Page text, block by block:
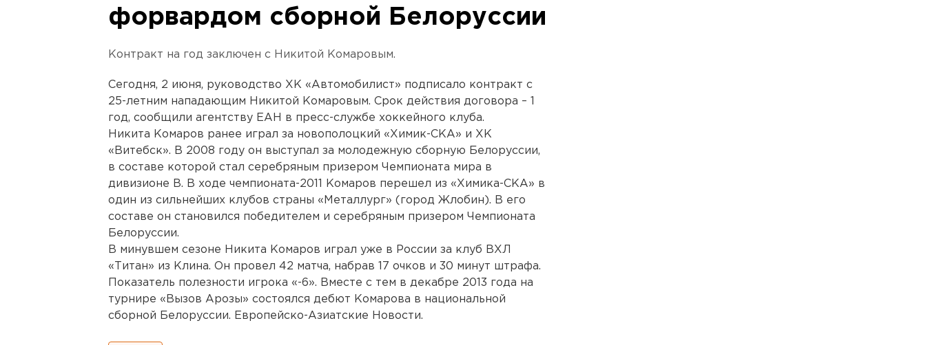
форвардом сборной Белоруссии
Контракт на год заключен с Никитой Комаровым.
Сегодня, 2 июня, руководство ХК «Автомобилист» подписало контракт с
25-летним нападающим Никитой Комаровым. Срок действия договора – 1
год, сообщили агентству ЕАН в пресс-службе хоккейного клуба.
Никита Комаров ранее играл за новополоцкий «Химик-СКА» и ХК
«Витебск». В 2008 году он выступал за молодежную сборную Белоруссии,
в составе которой стал серебряным призером Чемпионата мира в
дивизионе В. В ходе чемпионата-2011 Комаров перешел из «Химика-СКА» в
один из сильнейших клубов страны «Металлург» (город Жлобин). В его
составе он становился победителем и серебряным призером Чемпионата
Белоруссии.
В минувшем сезоне Никита Комаров играл уже в России за клуб ВХЛ
«Титан» из Клина. Он провел 42 матча, набрав 17 очков и 30 минут штрафа.
Показатель полезности игрока «-6». Вместе с тем в декабре 2013 года на
турнире «Вызов Арозы» состоялся дебют Комарова в национальной
сборной Белоруссии. Европейско-Азиатские Новости.